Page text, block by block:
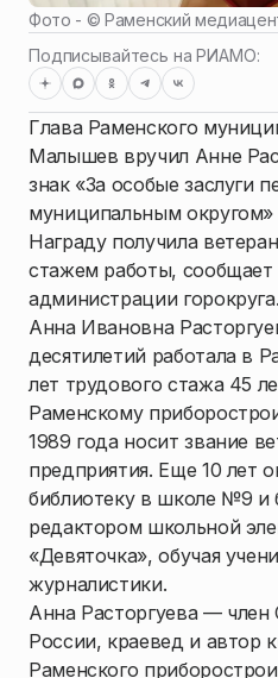
Фото - ©Раменский
Подписывайтесь на РИАМО:
Глава Раменского
Малышев вручил Анне
знак «За особые заслуги
муниципальным округом»
Награду получила
стажем работы, сообщает
администрации горокруга.
Анна Ивановна
десятилетий работала в
лет трудового стажа 45
Раменскому
1989 года носит звание
предприятия. Еще 10 лет
библиотеку в школе №9 и
редактором школьной
«Девяточка», обучая
журналистики.
Анна Расторгуева — член
России, краевед и автор
Раменского